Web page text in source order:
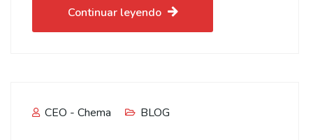
Continuar leyendo
CEO - Chema BLOG